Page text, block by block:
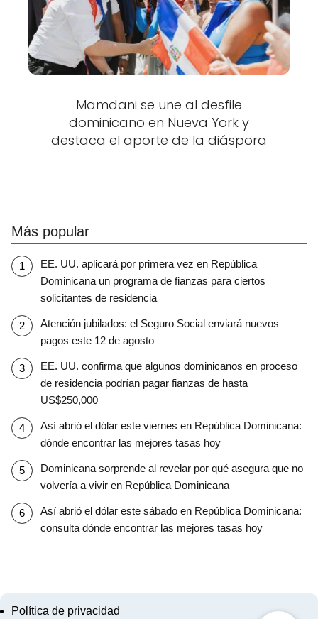
Mamdani se une al desfile
dominicano en Nueva York y
destaca el aporte de la diáspora
Más popular
EE. UU. aplicará por primera vez en República
Dominicana un programa de fianzas para ciertos
solicitantes de residencia
Atención jubilados: el Seguro Social enviará nuevos
pagos este 12 de agosto
EE. UU. confirma que algunos dominicanos en proceso
de residencia podrían pagar fianzas de hasta
US$250,000
Así abrió el dólar este viernes en República Dominicana:
dónde encontrar las mejores tasas hoy
Dominicana sorprende al revelar por qué asegura que no
volvería a vivir en República Dominicana
Así abrió el dólar este sábado en República Dominicana:
consulta dónde encontrar las mejores tasas hoy
Política de privacidad